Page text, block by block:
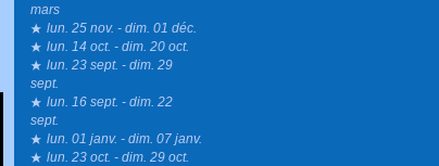
mars
lun. 25 nov. - dim. 01 déc.
lun. 14 oct. - dim. 20 oct.
lun. 23 sept. - dim. 29
sept.
lun. 16 sept. - dim. 22
sept.
lun. 01 janv. - dim. 07 janv.
lun. 23 oct. - dim. 29 oct.